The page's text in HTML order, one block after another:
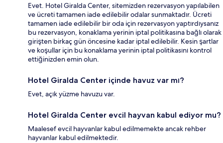
Evet. Hotel Giralda Center, sitemizden rezervasyon yapılabilen
ve ücreti tamamen iade edilebilir odalar sunmaktadır. Ücreti
tamamen iade edilebilir bir oda için rezervasyon yaptırdıysanız
bu rezervasyon, konaklama yerinin iptal politikasına bağlı olarak
girişten birkaç gün öncesine kadar iptal edilebilir. Kesin şartlar
ve koşullar için bu konaklama yerinin iptal politikasını kontrol
ettiğinizden emin olun.
Hotel Giralda Center içinde havuz var mı?
Evet, açık yüzme havuzu var.
Hotel Giralda Center evcil hayvan kabul ediyor mu?
Maalesef evcil hayvanlar kabul edilmemekte ancak rehber
hayvanlar kabul edilmektedir.